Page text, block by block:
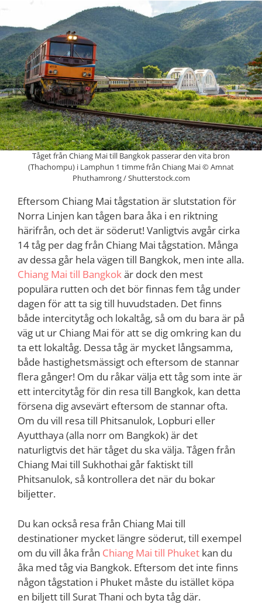
Tåget från Chiang Mai till Bangkok passerar den vita bron
(Thachompu) i Lamphun 1 timme från Chiang Mai © Amnat
Phuthamrong / Shutterstock.com
Eftersom Chiang Mai tågstation är slutstation för
Norra Linjen kan tågen bara åka i en riktning
härifrån, och det är söderut! Vanligtvis avgår cirka
14 tåg per dag från Chiang Mai tågstation. Många
av dessa går hela vägen till Bangkok, men inte alla.
Chiang Mai till Bangkokär dock den mest
populära rutten och det bör finnas fem tåg under
dagen för att ta sig till huvudstaden. Det finns
både intercitytåg och lokaltåg, så om du bara är på
väg ut ur Chiang Mai för att se dig omkring kan du
ta ett lokaltåg. Dessa tåg är mycket långsamma,
både hastighetsmässigt och eftersom de stannar
flera gånger! Om du råkar välja ett tåg som inte är
ett intercitytåg för din resa till Bangkok, kan detta
försena dig avsevärt eftersom de stannar ofta.
Om du vill resa till Phitsanulok, Lopburi eller
Ayutthaya (alla norr om Bangkok) är det
naturligtvis det här tåget du ska välja. Tågen från
Chiang Mai till Sukhothai går faktiskt till
Phitsanulok, så kontrollera det när du bokar
biljetter.
Du kan också resa från Chiang Mai till
destinationer mycket längre söderut, till exempel
om du vill åka från Chiang Mai till Phuket kan du
åka med tåg via Bangkok. Eftersom det inte finns
någon tågstation i Phuket måste du istället köpa
en biljett till Surat Thani och byta tåg där.